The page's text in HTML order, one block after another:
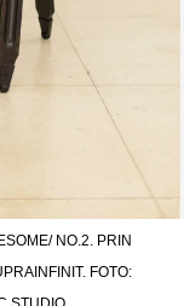
NO.2. PRIN
FOTO: